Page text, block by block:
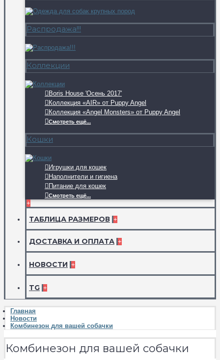
Распродажа!!!
Коллекции
Boris House 'Осень 2017'
Коллекция «AIR» от Puppy Angel
Коллекция «Angel Monsters» от Puppy Angel
Смотреть ещё...
Кошки
Игрушки для кошек
Наполнители и гигиена
Питание для кошек
Смотреть ещё...
+
ТАБЛИЦА РАЗМЕРОВ +
ДОСТАВКА И ОПЛАТА +
НОВОСТИ +
TG +
Главная
Новости
Комбинезон для вашей собачки
Комбинезон для вашей собачки